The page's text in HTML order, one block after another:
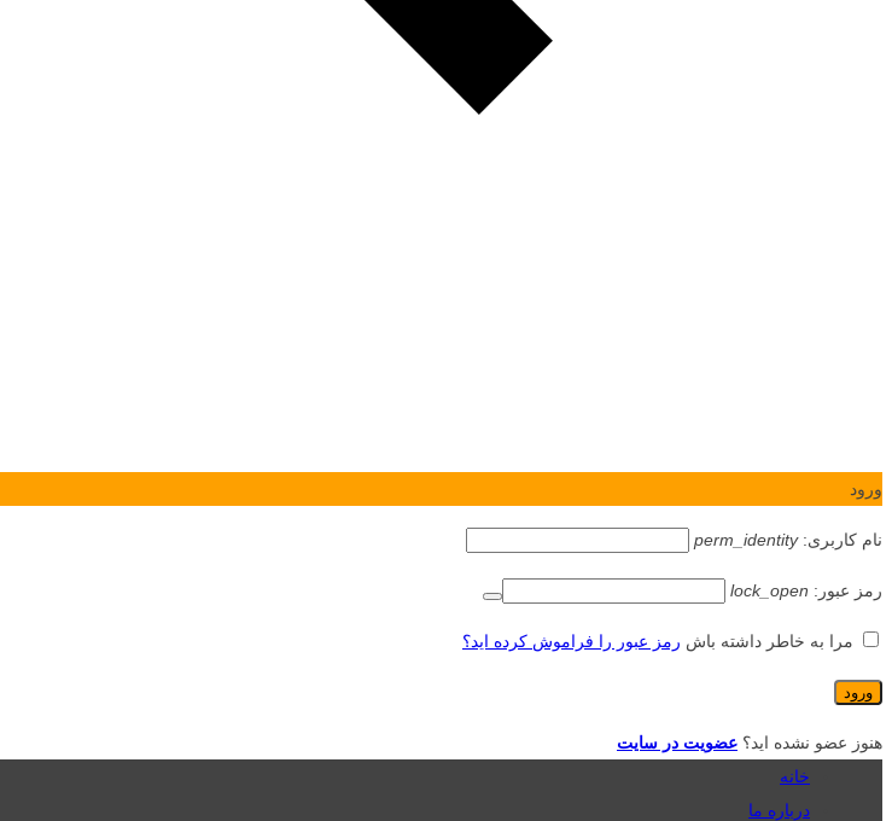
ورود
نام کاربری:perm_identity
رمز عبور: lock_open
مرا به خاطر داشته باش رمز عبور را فراموش کرده اید؟
هنوز عضو نشده اید؟ عضویت در سایت
خانه
درباره ما